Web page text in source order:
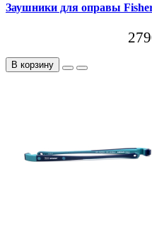
Заушники для оправы
В корзину